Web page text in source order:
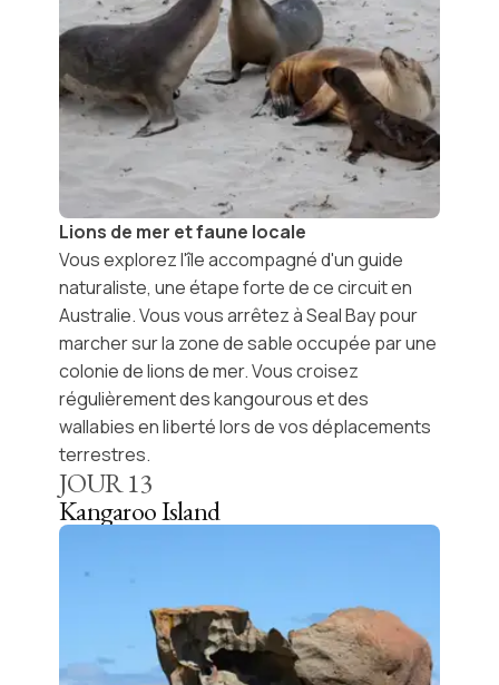
Lions de mer et faune locale
Vous explorez l'île accompagné d'un guide
naturaliste, une étape forte de ce circuit en
Australie. Vous vous arrêtez àSeal Baypour
marcher sur la zone de sable occupée par une
colonie delions de mer. Vous croisez
régulièrement deskangourouset des
wallabiesen liberté lors de vos déplacements
terrestres.
JOUR13
Kangaroo Island